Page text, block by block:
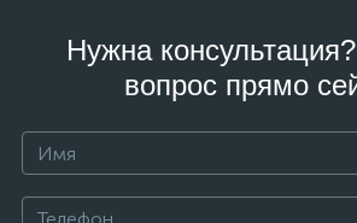
Нужна
вопрос прямо